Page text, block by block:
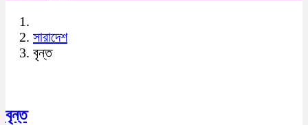
সারাদেশ
বৃন্ত
বৃন্ত